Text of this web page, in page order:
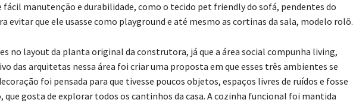
fácil manutenção e durabilidade, como o tecido pet friendly do sofá, pendentes do
evitar que ele usasse como playground e até mesmo as cortinas da sala, modelo rolô.
no layout da planta original da construtora, já que a área social compunha living,
das arquitetas nessa área foi criar uma proposta em que esses três ambientes se
foi pensada para que tivesse poucos objetos, espaços livres de ruídos e fosse
que gosta de explorar todos os cantinhos da casa. A cozinha funcional foi mantida